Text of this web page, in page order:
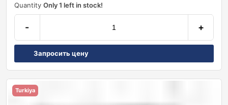
Quantity Only 1 left in stock!
- +
Запросить цену
Turkiya